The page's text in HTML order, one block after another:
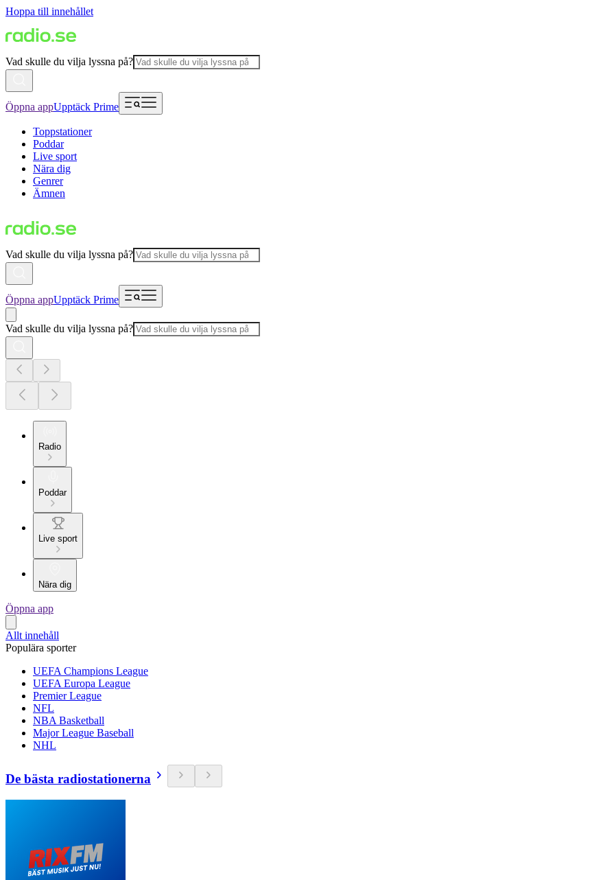
Hoppa till innehållet
Vad skulle du vilja lyssna på?
Öppna appUpptäck Prime
Toppstationer
Poddar
Live sport
Nära dig
Genrer
Ämnen
Vad skulle du vilja lyssna på?
Öppna appUpptäck Prime
Vad skulle du vilja lyssna på?
Radio
Poddar
Live sport
Nära dig
Öppna app
Allt innehåll
Populära sporter
UEFA Champions League
UEFA Europa League
Premier League
NFL
NBA Basketball
Major League Baseball
NHL
De bästa radiostationerna